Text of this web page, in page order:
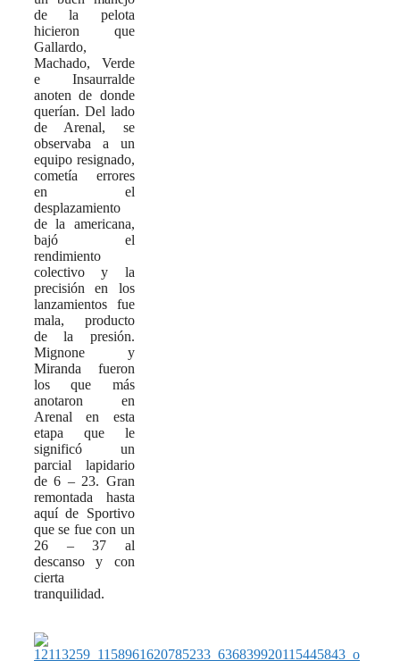
de la pelota
hicieron que
Gallardo,
Machado, Verde
e Insaurralde
anoten de donde
querían. Del lado
de Arenal, se
observaba a un
equipo resignado,
cometía errores
en el
desplazamiento
de la americana,
bajó el
rendimiento
colectivo y la
precisión en los
lanzamientos fue
mala, producto
de la presión.
Mignone y
Miranda fueron
los que más
anotaron en
Arenal en esta
etapa que le
significó un
parcial lapidario
de 6 – 23. Gran
remontada hasta
aquí de Sportivo
que se fue con un
26 – 37 al
descanso y con
cierta
tranquilidad.